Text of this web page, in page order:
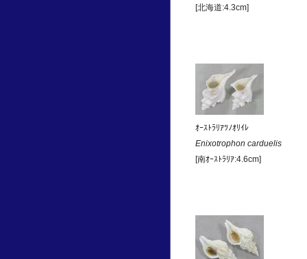
[北海道:4.3cm]
ｵｰｽﾄﾗﾘｱﾂﾉｵﾘｲﾚ
Enixotrophon carduelis
[南ｵｰｽﾄﾗﾘｱ:4.6cm]